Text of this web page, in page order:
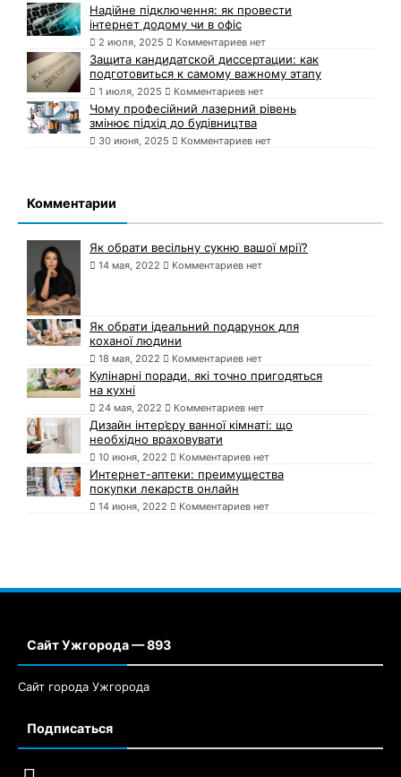
Надійне підключення: як провести
інтернет додому чи в офіс
2 июля, 2025 Комментариев нет
Защита кандидатской диссертации: как
подготовиться к самому важному этапу
1 июля, 2025 Комментариев нет
Чому професійний лазерний рівень
змінює підхід до будівництва
30 июня, 2025 Комментариев нет
Комментарии
Як обрати весільну сукню вашої мрії?
14 мая, 2022 Комментариев нет
Як обрати ідеальний подарунок для
коханої людини
18 мая, 2022 Комментариев нет
Кулінарні поради, які точно пригодяться
на кухні
24 мая, 2022 Комментариев нет
Дизайн інтер’єру ванної кімнаті: що
необхідно враховувати
10 июня, 2022 Комментариев нет
Интернет-аптеки: преимущества
покупки лекарств онлайн
14 июня, 2022 Комментариев нет
Сайт Ужгорода — 893
Сайт города Ужгорода
Подписаться